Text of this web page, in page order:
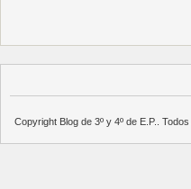
Copyright Blog de 3º y 4º de E.P..